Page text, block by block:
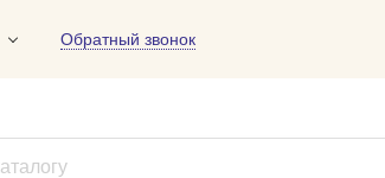
Обратный звонок